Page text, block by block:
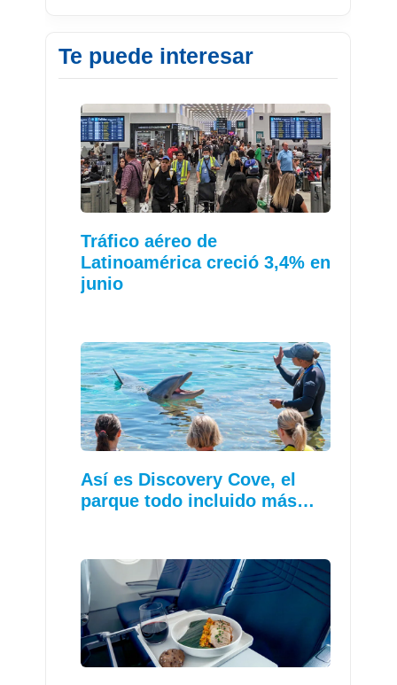
Te puede interesar
Tráfico aéreo de
Latinoamérica creció 3,4% en
junio
Así es Discovery Cove, el
parque todo incluido más…